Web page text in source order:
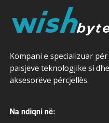
Kompani e specializuar
paisjeve teknologjike si dhe
aksesorëve përcjellës.
Na ndiqni në: